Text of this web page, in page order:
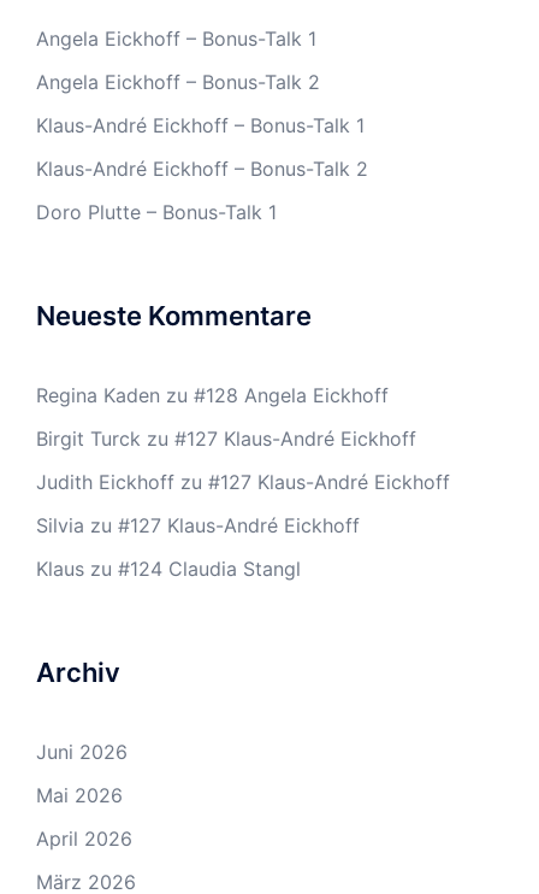
Angela Eickhoff – Bonus-Talk 1
Angela Eickhoff – Bonus-Talk 2
Klaus-André Eickhoff – Bonus-Talk 1
Klaus-André Eickhoff – Bonus-Talk 2
Doro Plutte – Bonus-Talk 1
Neueste Kommentare
Regina Kaden zu #128 Angela Eickhoff
Birgit Turck zu #127 Klaus-André Eickhoff
Judith Eickhoff zu #127 Klaus-André Eickhoff
Silvia zu #127 Klaus-André Eickhoff
Klaus zu #124 Claudia Stangl
Archiv
Juni 2026
Mai 2026
April 2026
März 2026